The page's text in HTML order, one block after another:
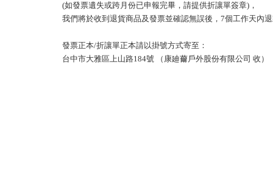
(如發票遺失或跨月份已申報完畢，請提供折讓單簽章)，
我們將於收到退貨商品及發票並確認無誤後，7個工作天內
發票正本/折讓單正本請以掛號方式寄至：
台中市大雅區上山路184號 （康廸薾戶外股份有限公司 收）